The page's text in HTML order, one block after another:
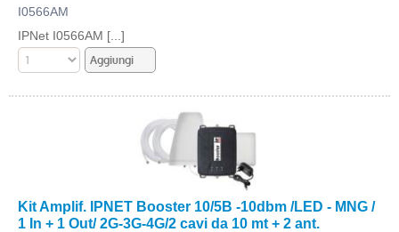
I0566AM
IPNet I0566AM [...]
Kit Amplif. IPNET Booster 10/5B -10dbm /LED - MNG /
1 In + 1 Out/ 2G-3G-4G/2 cavi da 10 mt + 2 ant.